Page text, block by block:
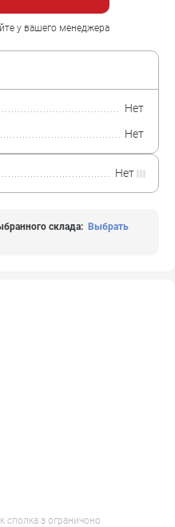
у вашего менеджера
Нет
Нет
Нет
склада: Выбрать
сполка з ограничоно